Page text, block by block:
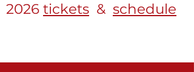
2026 tickets & schedule